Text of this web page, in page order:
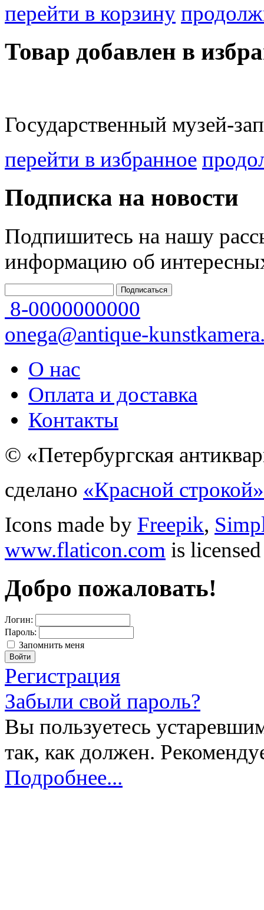
перейти в корзину
Товар добавлен в
Государственный музей-
перейти в избранное
Подписка на новости
Подпишитесь на нашу
информацию об
8-0000000000
onega@antique-
О нас
Оплата и доставка
Контакты
© «Петербургская
сделано «Красной строкой»
Icons made by Freepik,
www.flaticon.com is
Добро пожаловать!
Логин:
Пароль:
Запомнить меня
Регистрация
Забыли свой пароль?
Вы пользуетесь
так, как должен.
Подробнее...